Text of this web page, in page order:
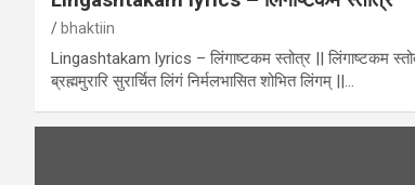
bhaktiin
Lingashtakam lyrics – लिंगाष्टकम स्तोत्र || लिंगाष्टकम
ब्रह्ममुरारि सुरार्चित लिंगं निर्मलभासित शोभित लिंगम् ||…